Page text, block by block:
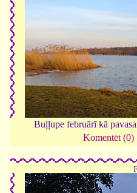
Buļļupe februārī kā
Komentēt (0)